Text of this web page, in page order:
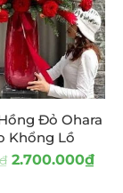
Đỏ Ohara
Khổng Lồ
2.700.000₫